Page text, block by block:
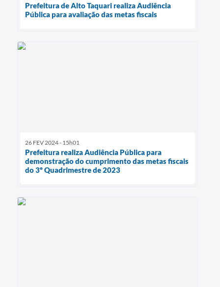
Prefeitura de Alto Taquari realiza Audiência
Pública para avaliação das metas fiscais
26 FEV 2024 - 15h01
Prefeitura realiza Audiência Pública para
demonstração do cumprimento das metas fiscais
do 3º Quadrimestre de 2023